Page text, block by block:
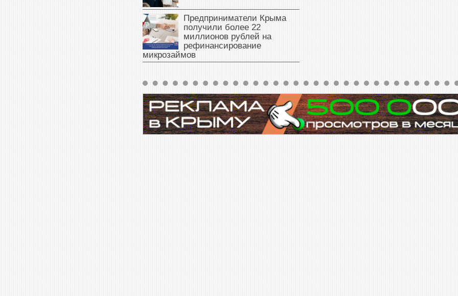
Предприниматели Крыма
получили более 22
миллионов рублей на
рефинансирование
микрозаймов